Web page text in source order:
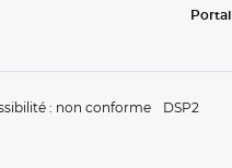
: non conforme
DSP2